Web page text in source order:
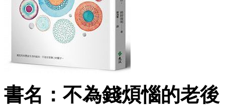
書名：不為錢煩惱的老